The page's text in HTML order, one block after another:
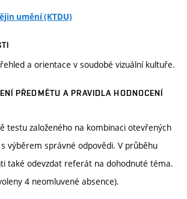
umění (KTDU)
a orientace v soudobé vizuální kultuře.
PŘEDMĚTU A PRAVIDLA HODNOCENÍ
testu založeného na kombinaci otevřených
výběrem správné odpovědi. V průběhu
také odevzdat referát na dohodnuté téma.
4 neomluvené absence).